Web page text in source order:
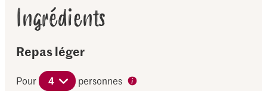
Ingrédients
Repas léger
Pour 4 personnes